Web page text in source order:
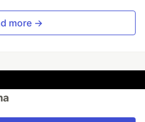
more →